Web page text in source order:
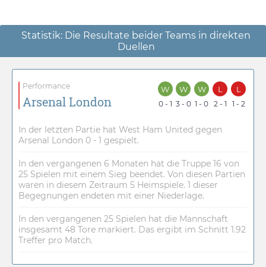
Statistik: Die Resultate beider Teams in direkten
Duellen
Performance
Arsenal London
W
0 - 1
W
3 - 0
W
1 - 0
L
2 - 1
L
1 - 2
In der letzten Partie hat West Ham United gegen
Arsenal London 0 - 1 gespielt.
In den vergangenen 6 Monaten hat die Truppe 16 von
25 Spielen mit einem Sieg beendet. Von diesen Partien
waren in diesem Zeitraum 5 Heimspiele. 1 dieser
Begegnungen endeten mit einer Niederlage.
In den vergangenen 25 Spielen hat die Mannschaft
insgesamt 48 Tore markiert. Das ergibt im Schnitt 1.92
Treffer pro Match.